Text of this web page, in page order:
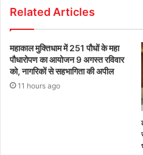
Related Articles
महाकाल मुक्तिधाम में 251 पौधों के महा
पौधारोपण का आयोजन 9 अगस्त रविवार
को, नागरिकों से सहभागिता की अपील
11 hours ago